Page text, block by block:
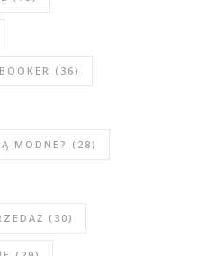
BOOKER (36)
MODNE? (28)
(30)